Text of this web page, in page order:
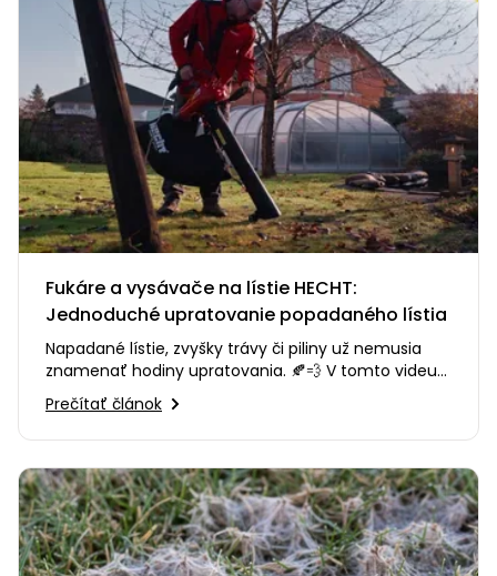
Fukáre a vysávače na lístie HECHT:
Jednoduché upratovanie popadaného lístia
Napadané lístie, zvyšky trávy či piliny už nemusia
znamenať hodiny upratovania. 🍂💨 V tomto videu
vám predstavíme fukáre…
Prečítať článok